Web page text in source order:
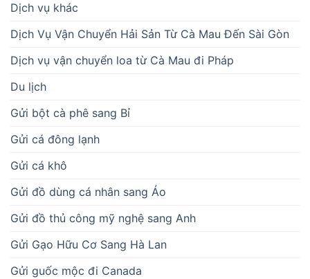
Dịch vụ khác
Dịch Vụ Vận Chuyển Hải Sản Từ Cà Mau Đến Sài Gòn
Dịch vụ vận chuyển loa từ Cà Mau đi Pháp
Du lịch
Gửi bột cà phê sang Bỉ
Gửi cá đông lạnh
Gửi cá khô
Gửi đồ dùng cá nhân sang Áo
Gửi đồ thủ công mỹ nghệ sang Anh
Gửi Gạo Hữu Cơ Sang Hà Lan
Gửi guốc mộc đi Canada